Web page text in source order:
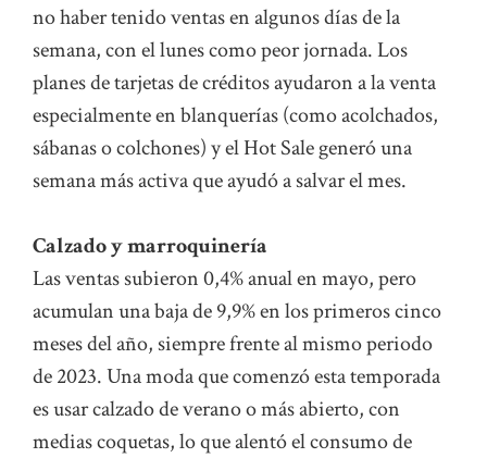
no haber tenido ventas en algunos días de la
semana, con el lunes como peor jornada. Los
planes de tarjetas de créditos ayudaron a la venta
especialmente en blanquerías (como acolchados,
sábanas o colchones) y el Hot Sale generó una
semana más activa que ayudó a salvar el mes.
Calzado y marroquinería
Las ventas subieron 0,4% anual en mayo, pero
acumulan una baja de 9,9% en los primeros cinco
meses del año, siempre frente al mismo periodo
de 2023. Una moda que comenzó esta temporada
es usar calzado de verano o más abierto, con
medias coquetas, lo que alentó el consumo de